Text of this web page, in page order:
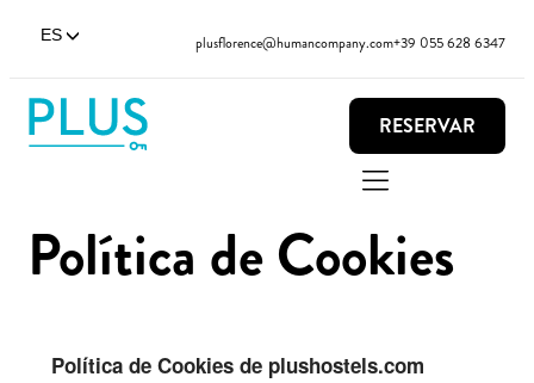
ES plusflorence@humancompany.com+39 055 628 6347
RESERVAR
Política de Cookies
Política de Cookies de plushostels.com